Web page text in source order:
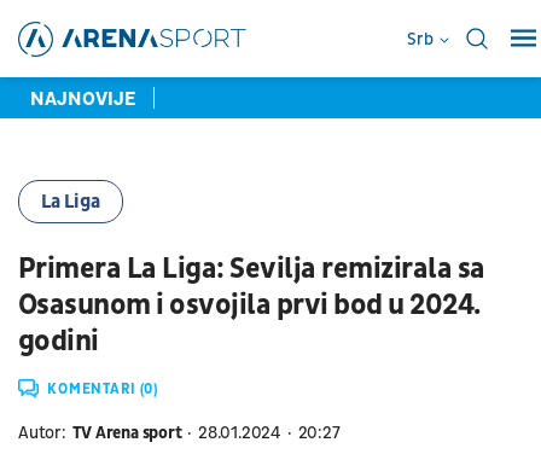
Srb
NAJNOVIJE
La Liga
Primera La Liga: Sevilja remizirala sa
Osasunom i osvojila prvi bod u 2024.
godini
KOMENTARI (0)
Autor: TV Arena sport 28.01.2024 20:27